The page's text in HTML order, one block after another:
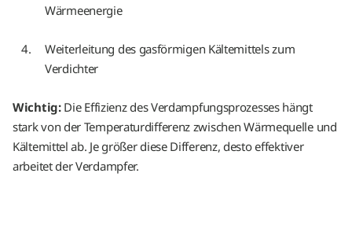
Wärmeenergie
Weiterleitung des gasförmigen Kältemittels zum
Verdichter
Wichtig:Die Effizienz des Verdampfungsprozesses hängt
stark von der Temperaturdifferenz zwischen Wärmequelle und
Kältemittel ab. Je größer diese Differenz, desto effektiver
arbeitet der Verdampfer.